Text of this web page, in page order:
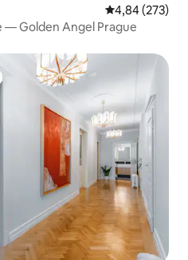
4,84 de uma
4,84 (273)
— Golden Angel Prague
dos hóspedes